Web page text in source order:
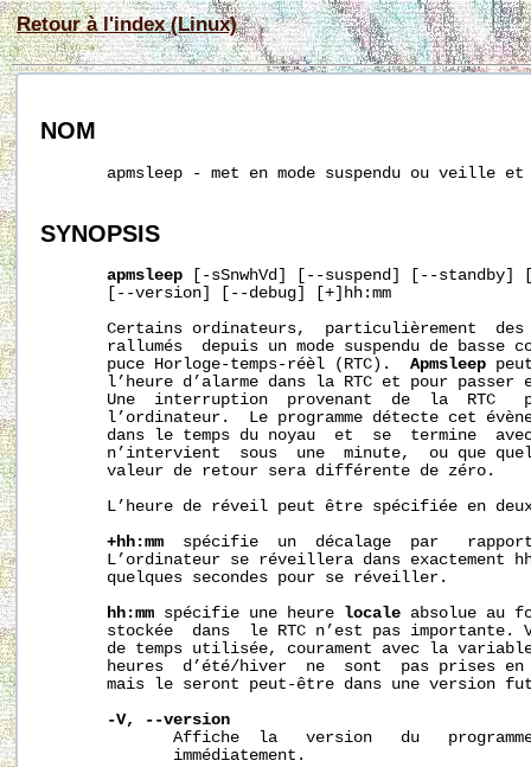
Retour à l'index (Linux)
NOM
apmsleep - met en mode suspendu ou veille
SYNOPSIS
apmsleep [-sSnwhVd] [--suspend] [--
       [--version] [--debug] [+]hh:mm
Certains ordinateurs,  particulièrement
rallumés  depuis un mode suspendu de basse
       puce Horloge-temps-réèl (RTC).
Apmsleep
l’heure d’alarme dans la RTC et pour passer
Une  interruption  provenant  de  la  RTC
l’ordinateur.  Le programme détecte cet
dans le temps du noyau  et  se  termine
n’intervient  sous  une  minute,  ou que
       valeur de retour sera différente de zéro.
L’heure de réveil peut être spécifiée en
+hh:mm
spécifie  un  décalage  par
L’ordinateur se réveillera dans exactement
       quelques secondes pour se réveiller.
hh:mm spécifie une heure locale absolue au
stockée  dans  le RTC n’est pas importante.
de temps utilisée, courament avec la
heures  d’été/hiver  ne  sont  pas prises
mais le seront peut-être dans une version
-V,
--version
Affiche  la   version   du
              immédiatement.